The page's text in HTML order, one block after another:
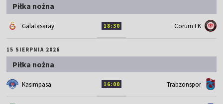
Piłka nożna
Galatasaray 18:30 Corum FK
15 SIERPNIA 2026
Piłka nożna
Kasimpasa 16:00 Trabzonspor